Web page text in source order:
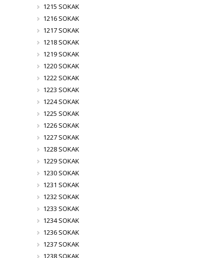
1215 SOKAK
1216 SOKAK
1217 SOKAK
1218 SOKAK
1219 SOKAK
1220 SOKAK
1222 SOKAK
1223 SOKAK
1224 SOKAK
1225 SOKAK
1226 SOKAK
1227 SOKAK
1228 SOKAK
1229 SOKAK
1230 SOKAK
1231 SOKAK
1232 SOKAK
1233 SOKAK
1234 SOKAK
1236 SOKAK
1237 SOKAK
1238 SOKAK